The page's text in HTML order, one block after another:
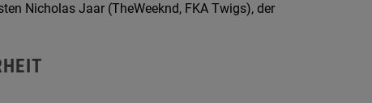
Nicholas Jaar (TheWeeknd, FKA Twigs), der